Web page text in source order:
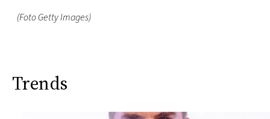
(Foto Getty Images)
Trends